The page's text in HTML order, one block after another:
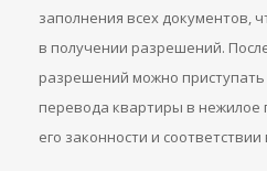
заполнения всех документов,
в получении разрешений.
разрешений можно
перевода квартиры в
его законности и